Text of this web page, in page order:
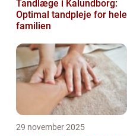
Tandlæge i Kalundborg:
Optimal tandpleje for hele
familien
29 november 2025